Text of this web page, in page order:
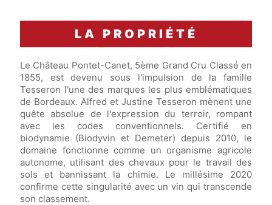
LA PROPRIÉTÉ
Le Château Pontet-Canet, 5ème Grand Cru Classé en
1855, est devenu sous l'impulsion de la famille
Tesseron l'une des marques les plus emblématiques
de Bordeaux. Alfred et Justine Tesseron mènent une
quête absolue de l'expression du terroir, rompant
avec les codes conventionnels. Certifié en
biodynamie (Biodyvin et Demeter) depuis 2010, le
domaine fonctionne comme un organisme agricole
autonome, utilisant des chevaux pour le travail des
sols et bannissant la chimie. Le millésime 2020
confirme cette singularité avec un vin qui transcende
son classement.